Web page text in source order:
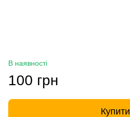
В наявності
100 грн
Купити